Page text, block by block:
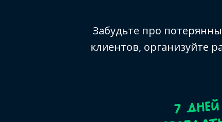
Забудьте про
клиентов, организуйте